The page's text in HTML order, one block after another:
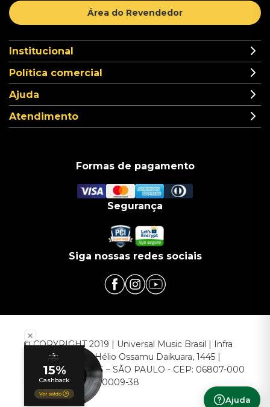
Ajuda
Área do Revendedor
Institucional
Política comercial
Ajuda
Atendimento
Formas de pagamento
Segurança
Siga nossas redes sociais
© COPYRIGHT 2019 | Universal Music Brasil | Infra
Commerce - Av. Hélio Ossamu Daikuara, 1445 |
EMBU DAS ARTES – SÃO PAULO - CEP: 06807-000
CNPJ: 00.952.789/0009-38